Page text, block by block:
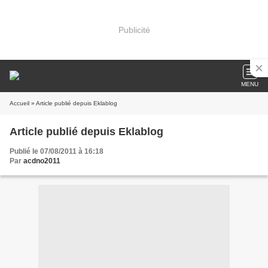
Publicité
MENU
Accueil » Article publié depuis Eklablog
Article publié depuis Eklablog
Publié le 07/08/2011 à 16:18
Par acdno2011